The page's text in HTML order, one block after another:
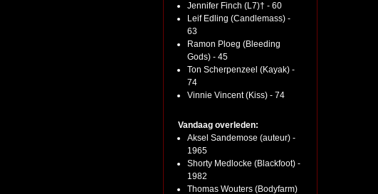
Jennifer Finch (L7)† - 60
Leif Edling (Candlemass) -
63
Ramon Ploeg (Bleeding
Gods) - 45
Ton Scherpenzeel (Kayak) -
74
Vinnie Vincent (Kiss) - 74
Vandaag overleden:
Aksel Sandemose (auteur) -
1965
Shorty Medlocke (Blackfoot) -
1982
Thomas Wouters (Bodyfarm)